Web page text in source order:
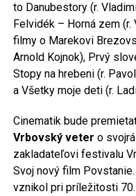
to Danubestory (r.
Felvidék – Horná zem
filmy o Marekovi
Arnold Kojnok), Prvý
Stopy na hrebeni (r.
a Všetky moje deti (r.
Cinematik bude
Vrbovský veter o
zakladateľovi festivalu
Svoj nový film
vznikol pri príležitosti